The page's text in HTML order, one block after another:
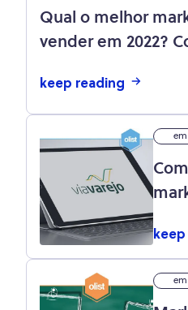
Qual o melhor
vender em 2022?
keep reading